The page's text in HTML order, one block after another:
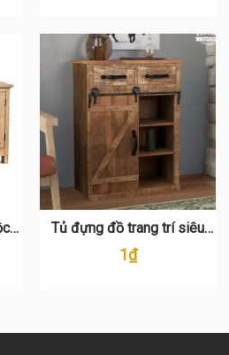
Tủ đựng đồ trang trí siêu
chất TT 108
1₫